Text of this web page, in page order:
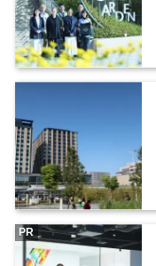
PR